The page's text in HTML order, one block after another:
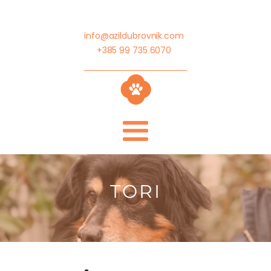
info@azildubrovnik.com
+385 99 735 6070
TORI